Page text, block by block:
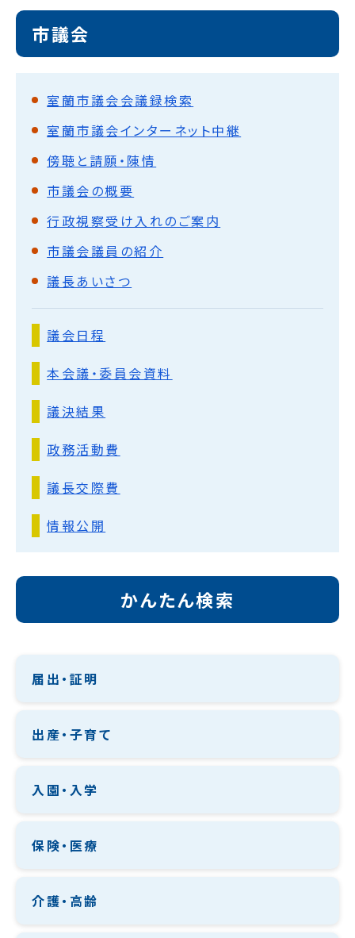
市議会
室蘭市議会会議録検索
室蘭市議会インターネット中継
傍聴と請願・陳情
市議会の概要
行政視察受け入れのご案内
市議会議員の紹介
議長あいさつ
議会日程
本会議・委員会資料
議決結果
政務活動費
議長交際費
情報公開
かんたん検索
届出・証明
出産・子育て
入園・入学
保険・医療
介護・高齢